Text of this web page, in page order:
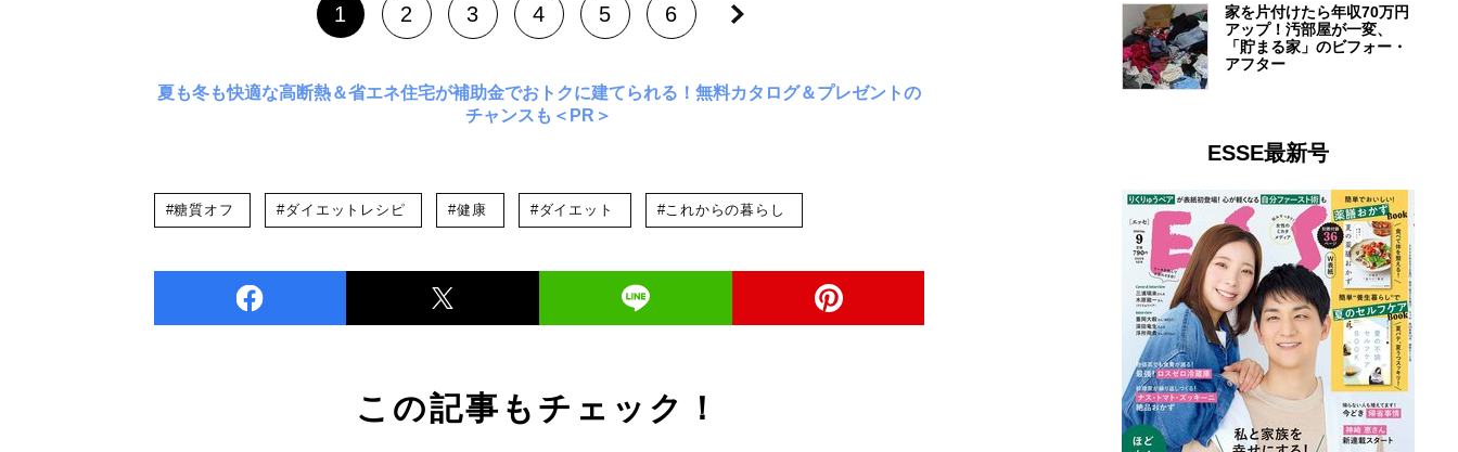
1 2 3 4 5 6
夏も冬も快適な高断熱＆省エネ住宅が補助金でおトクに建てられる！無料カタログ＆プレゼントの
チャンスも＜PR＞
#糖質オフ #ダイエットレシピ #健康 #ダイエット #これからの暮らし
この記事もチェック！
家を片付けたら年収70万円
アップ！汚部屋が一変、
「貯まる家」のビフォー・
アフター
ESSE最新号